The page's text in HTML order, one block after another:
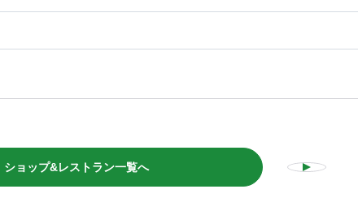
ショップ&レストラン一覧へ